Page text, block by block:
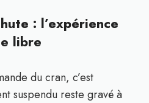
: l’expérience
libre
du cran, c’est
suspendu reste gravé à